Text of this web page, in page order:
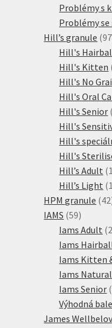
Problémy s
Problémy
Hill’s granule 97
Hill's
Hill's Kitten
Hill's No
Hill's Oral
Hill's Senior
Hill's
Hill's
Hill's
Hill’s Adult
Hill’s Light
HPM granule 42
IAMS 5959
Iams Adult
Iams
Iams Kitten
Iams
Iams Senior
Výhodná
James